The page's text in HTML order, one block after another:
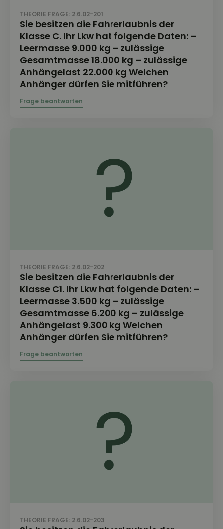
THEORIE FRAGE: 2.6.02-201
Sie besitzen die Fahrerlaubnis der
Klasse C. Ihr Lkw hat folgende Daten: –
Leermasse 9.000 kg – zulässige
Gesamtmasse 18.000 kg – zulässige
Anhängelast 22.000 kg Welchen
Anhänger dürfen Sie mitführen?
THEORIE FRAGE: 2.6.02-202
Sie besitzen die Fahrerlaubnis der
Klasse C1. Ihr Lkw hat folgende Daten: –
Leermasse 3.500 kg – zulässige
Gesamtmasse 6.200 kg – zulässige
Anhängelast 9.300 kg Welchen
Anhänger dürfen Sie mitführen?
THEORIE FRAGE: 2.6.02-203